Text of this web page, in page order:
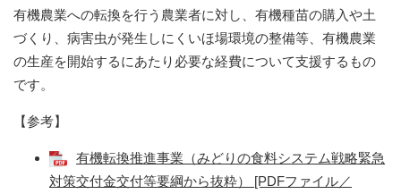
有機農業への転換を行う農業者に対し、有機種苗の購入や土
づくり、病害虫が発生しにくいほ場環境の整備等、有機農業
の生産を開始するにあたり必要な経費について支援するもの
です。
【参考】
有機転換推進事業（みどりの食料システム戦略緊急
対策交付金交付等要綱から抜粋） [PDFファイル／